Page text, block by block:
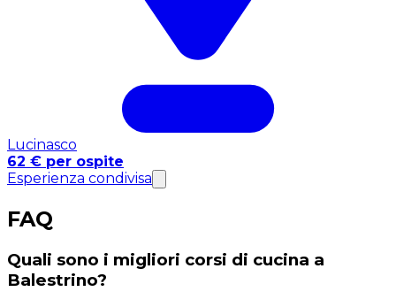
Lucinasco
62 € per ospite
Esperienza condivisa
FAQ
Quali sono i migliori corsi di cucina a
Balestrino?